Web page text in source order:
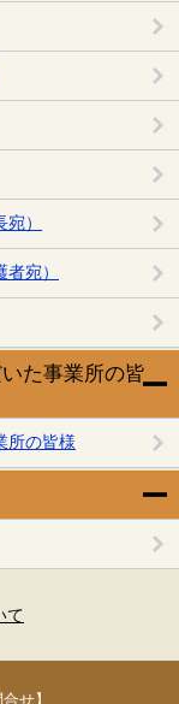
）
宛）
た事業所の皆
所の皆様
て
せ】